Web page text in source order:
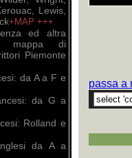
Lewis,
+MAP +++
ed altra
mappa di
Piemonte
da A a F e
da G a
Rolland e
da A a
passa a